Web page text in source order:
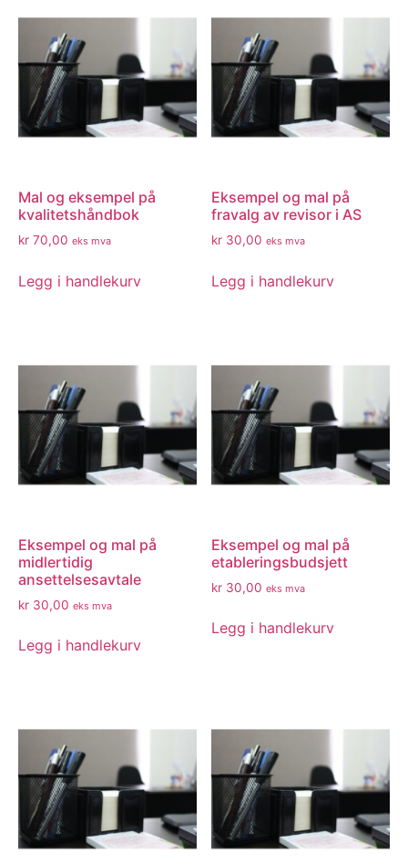
Mal og eksempel på
kvalitetshåndbok
kr 70,00 eks mva
Legg i handlekurv
Eksempel og mal på
fravalg av revisor i AS
kr 30,00 eks mva
Legg i handlekurv
Eksempel og mal på
midlertidig
ansettelsesavtale
kr 30,00 eks mva
Legg i handlekurv
Eksempel og mal på
etableringsbudsjett
kr 30,00 eks mva
Legg i handlekurv